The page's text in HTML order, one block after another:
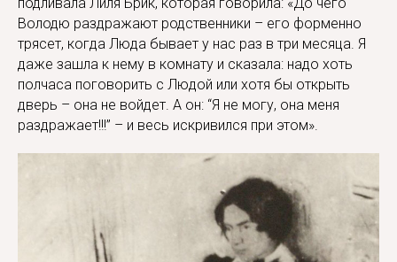
Володю раздражают родственники – его форменно
трясет, когда Люда бывает у нас раз в три месяца. Я
даже зашла к нему в комнату и сказала: надо хоть
полчаса поговорить с Людой или хотя бы открыть
дверь – она не войдет. А он: “Я не могу, она меня
раздражает!!!” – и весь искривился при этом».